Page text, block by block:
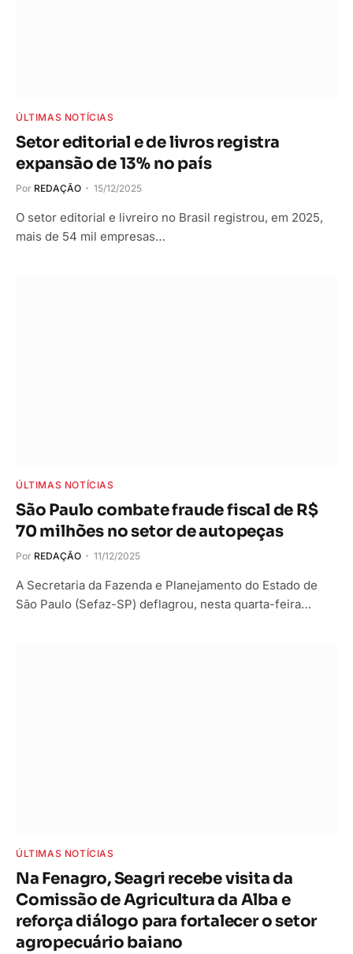
ÚLTIMAS NOTÍCIAS
Setor editorial e de livros registra
expansão de 13% no país
Por REDAÇÃO 15/12/2025
O setor editorial e livreiro no Brasil registrou, em 2025,
mais de 54 mil empresas…
ÚLTIMAS NOTÍCIAS
São Paulo combate fraude fiscal de R$
70 milhões no setor de autopeças
Por REDAÇÃO 11/12/2025
A Secretaria da Fazenda e Planejamento do Estado de
São Paulo (Sefaz-SP) deflagrou, nesta quarta-feira…
ÚLTIMAS NOTÍCIAS
Na Fenagro, Seagri recebe visita da
Comissão de Agricultura da Alba e
reforça diálogo para fortalecer o setor
agropecuário baiano